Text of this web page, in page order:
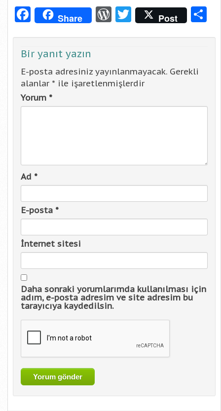
Facebook
Share WordPress
Twitter
Post
Bir yanıt yazın
E-posta adresiniz yayınlanmayacak. Gerekli
alanlar * ile işaretlenmişlerdir
Yorum *
Ad *
E-posta *
İnternet sitesi
Daha sonraki yorumlarımda kullanılması için
adım, e-posta adresim ve site adresim bu
tarayıcıya kaydedilsin.